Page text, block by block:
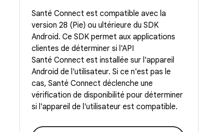
Santé Connect est compatible avec la
version 28 (Pie) ou ultérieure du SDK
Android. Ce SDK permet aux applications
clientes de déterminer si l'API
Santé Connect est installée sur l'appareil
Android de l'utilisateur. Si ce n'est pas le
cas, Santé Connect déclenche une
vérification de disponibilité pour déterminer
si l'appareil de l'utilisateur est compatible.